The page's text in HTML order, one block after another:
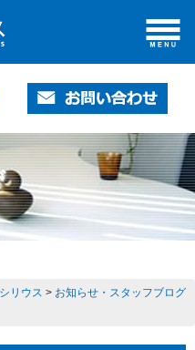
リウス > お知らせ・スタッフブログ